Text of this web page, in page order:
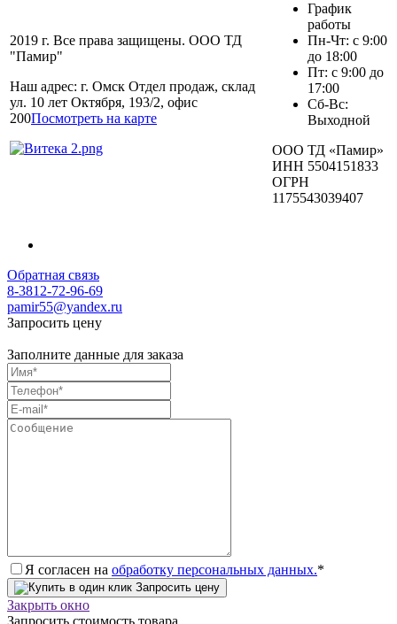
2019 г. Все права защищены. ООО ТД
"Памир"
Наш адрес: г. Омск Отдел продаж, склад
ул. 10 лет Октября, 193/2, офис
200Посмотреть на карте
График
работы
Пн-Чт: с 9:00
до 18:00
Пт: с 9:00 до
17:00
Сб-Вс:
Выходной
ООО ТД «Памир»
ИНН 5504151833
ОГРН
1175543039407
Обратная связь
8-3812-72-96-69
pamir55@yandex.ru
Запросить цену
Заполните данные для заказа
Я согласен на обработку персональных данных.*
Запросить цену
Закрыть окно